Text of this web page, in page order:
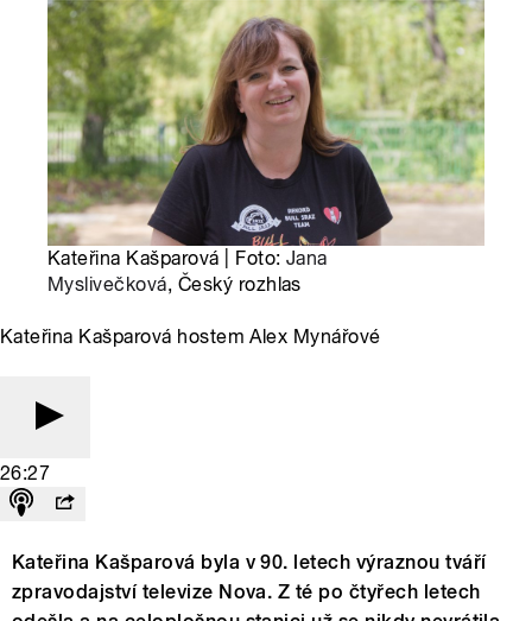
Kateřina Kašparová | Foto: Jana
Myslivečková, Český rozhlas
Kateřina Kašparová hostem Alex Mynářové
26:27
Kateřina Kašparová byla v 90. letech výraznou tváří
zpravodajství televize Nova. Z té po čtyřech letech